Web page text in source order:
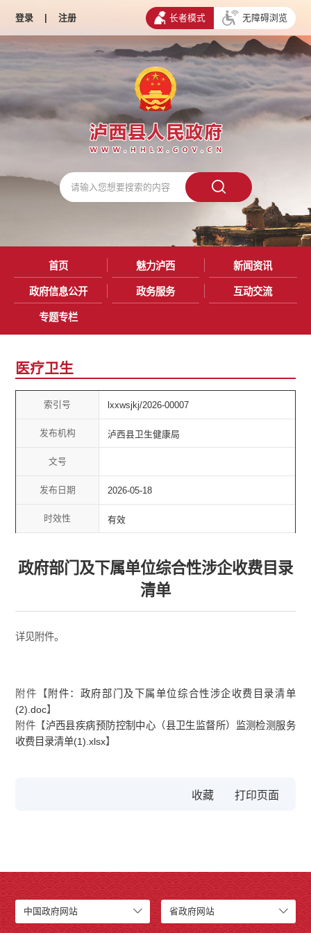
登录 | 注册 长者模式 无障碍浏览
首页 魅力泸西 新闻资讯
政府信息公开 政务服务 互动交流
专题专栏
医疗卫生
索引号 lxxwsjkj/2026-00007
发布机构 泸西县卫生健康局
文号
发布日期 2026-05-18
时效性 有效
政府部门及下属单位综合性涉企收费目录
清单
详见附件。
附件【 附件：政府部门及下属单位综合性涉企收费目录清单
(2).doc】
附件【泸西县疾病预防控制中心（县卫生监督所）监测检测服务
收费目录清单(1).xlsx】
收藏
中国政府网站 省政府网站